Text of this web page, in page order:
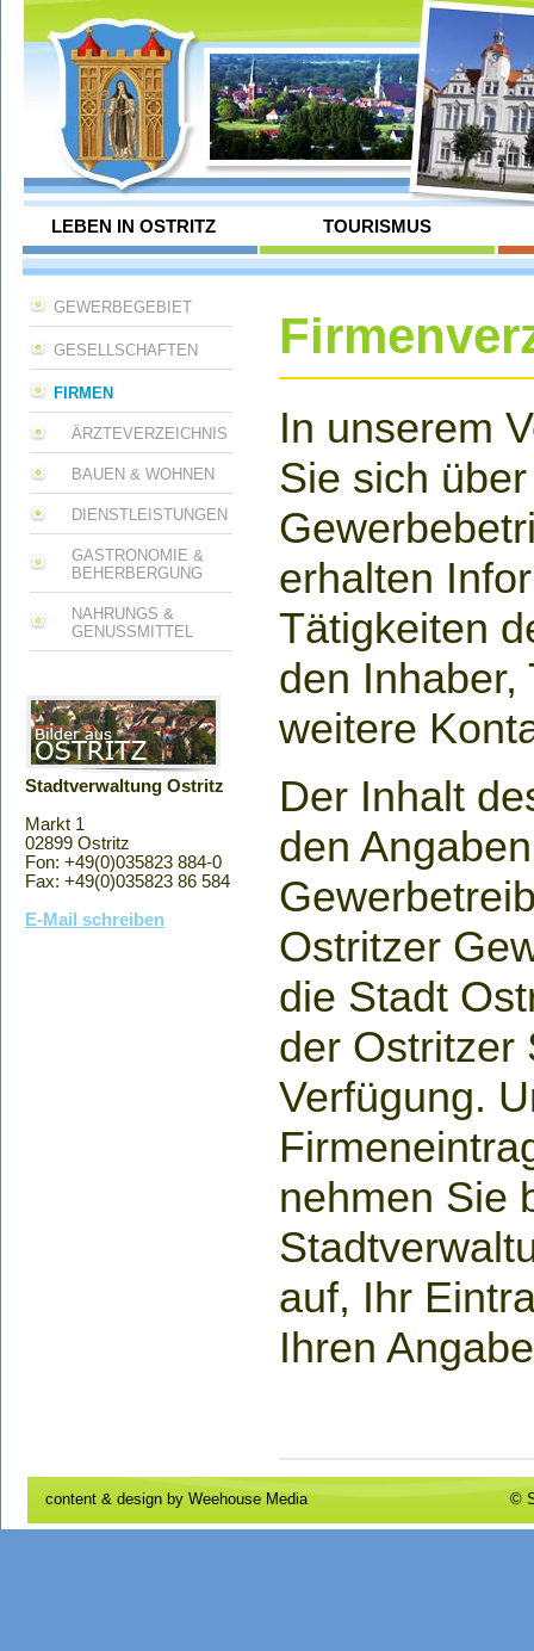
LEBEN IN OSTRITZ TOURISMUS
GEWERBEGEBIET
GESELLSCHAFTEN
FIRMEN
ÄRZTEVERZEICHNIS
BAUEN & WOHNEN
DIENSTLEISTUNGEN
GASTRONOMIE &
BEHERBERGUNG
NAHRUNGS &
GENUSSMITTEL
Stadtverwaltung Ostritz
Markt 1
02899 Ostritz
Fon: +49(0)035823 884-0
Fax: +49(0)035823 86 584
E-Mail schreiben
In unserem
Sie sich
erhalten
Tätigkeiten
den Inhaber,
weitere
Der Inhalt
den
Ostritzer
die Stadt
der Ostritzer
Verfügung.
nehmen Sie
auf, Ihr
Ihren
content & design by Weehouse Media ©